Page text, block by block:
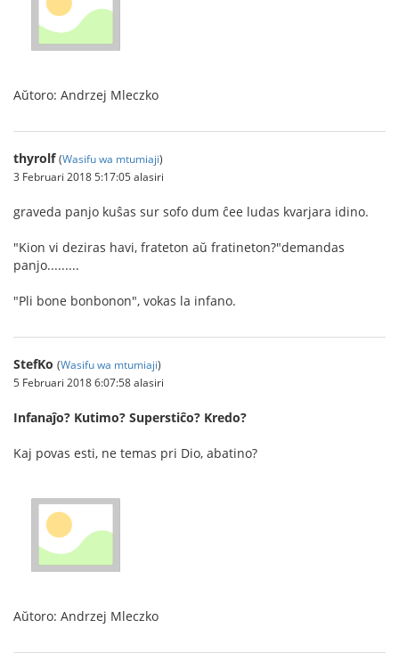
Aŭtoro: Andrzej Mleczko
thyrolf (Wasifu wa mtumiaji)
3 Februari 2018 5:17:05 alasiri
graveda panjo kuŝas sur sofo dum ĉee ludas kvarjara idino.
"Kion vi deziras havi, frateton aŭ fratineton?"demandas
panjo.........
"Pli bone bonbonon", vokas la infano.
StefKo (Wasifu wa mtumiaji)
5 Februari 2018 6:07:58 alasiri
Infanaĵo? Kutimo? Superstiĉo? Kredo?
Kaj povas esti, ne temas pri Dio, abatino?
Aŭtoro: Andrzej Mleczko